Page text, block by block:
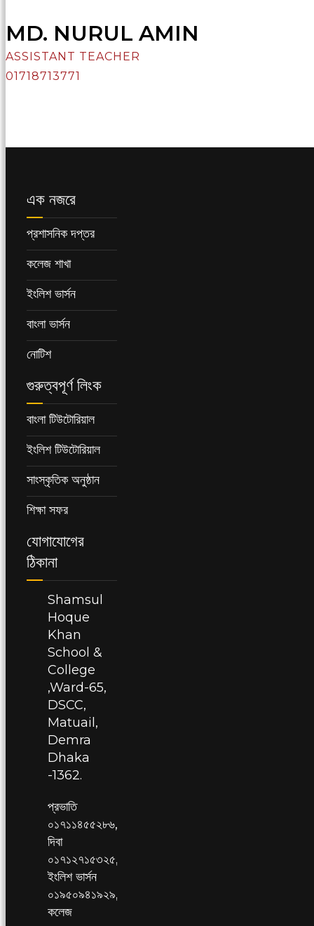
MD. NURUL AMIN
ASSISTANT TEACHER
01718713771
এক নজরে
প্রশাসনিক দপ্তর
কলেজ শাখা
ইংলিশ ভার্সন
বাংলা ভার্সন
নোটিশ
গুরুত্বপূর্ণ লিংক
বাংলা টিউটোরিয়াল
ইংলিশ টিউটোরিয়াল
সাংস্কৃতিক অনুষ্ঠান
শিক্ষা সফর
যোগাযোগের
ঠিকানা
Shamsul
Hoque
Khan
School &
College
,Ward-65,
DSCC,
Matuail,
Demra
Dhaka
-1362.
প্রভাতি
০১৭১১৪৫৫২৮৬,
দিবা
০১৭১২৭১৫৩২৫,
ইংলিশ ভার্সন
০১৯৫০৯৪১৯২৯,
কলেজ